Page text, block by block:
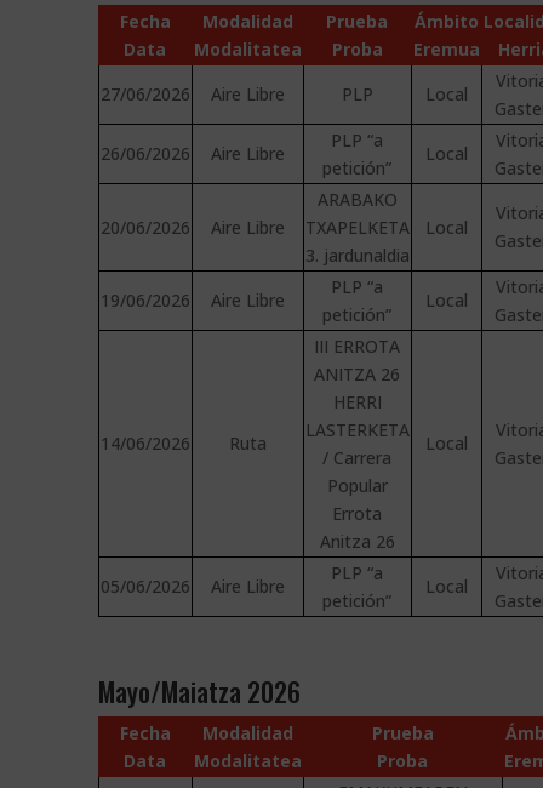
Fecha
Data
Modalidad
Modalitatea
Prueba
Proba
Ámbito
Eremua
27/06/2026
Aire Libre PLP Local
26/06/2026
Aire Libre
PLP “a
petición”
Local
20/06/2026 Aire Libre
ARABAKO
TXAPELKETA
3. jardunaldia
Local
19/06/2026 Aire Libre
PLP “a
petición”
Local
14/06/2026 Ruta
III ERROTA
ANITZA 26
HERRI
LASTERKETA
/ Carrera
Popular
Errota
Anitza 26
Local
05/06/2026 Aire Libre
PLP “a
petición”
Local
Mayo/Maiatza 2026
Fecha
Data
Modalidad
Modalitatea
Prueba
Proba